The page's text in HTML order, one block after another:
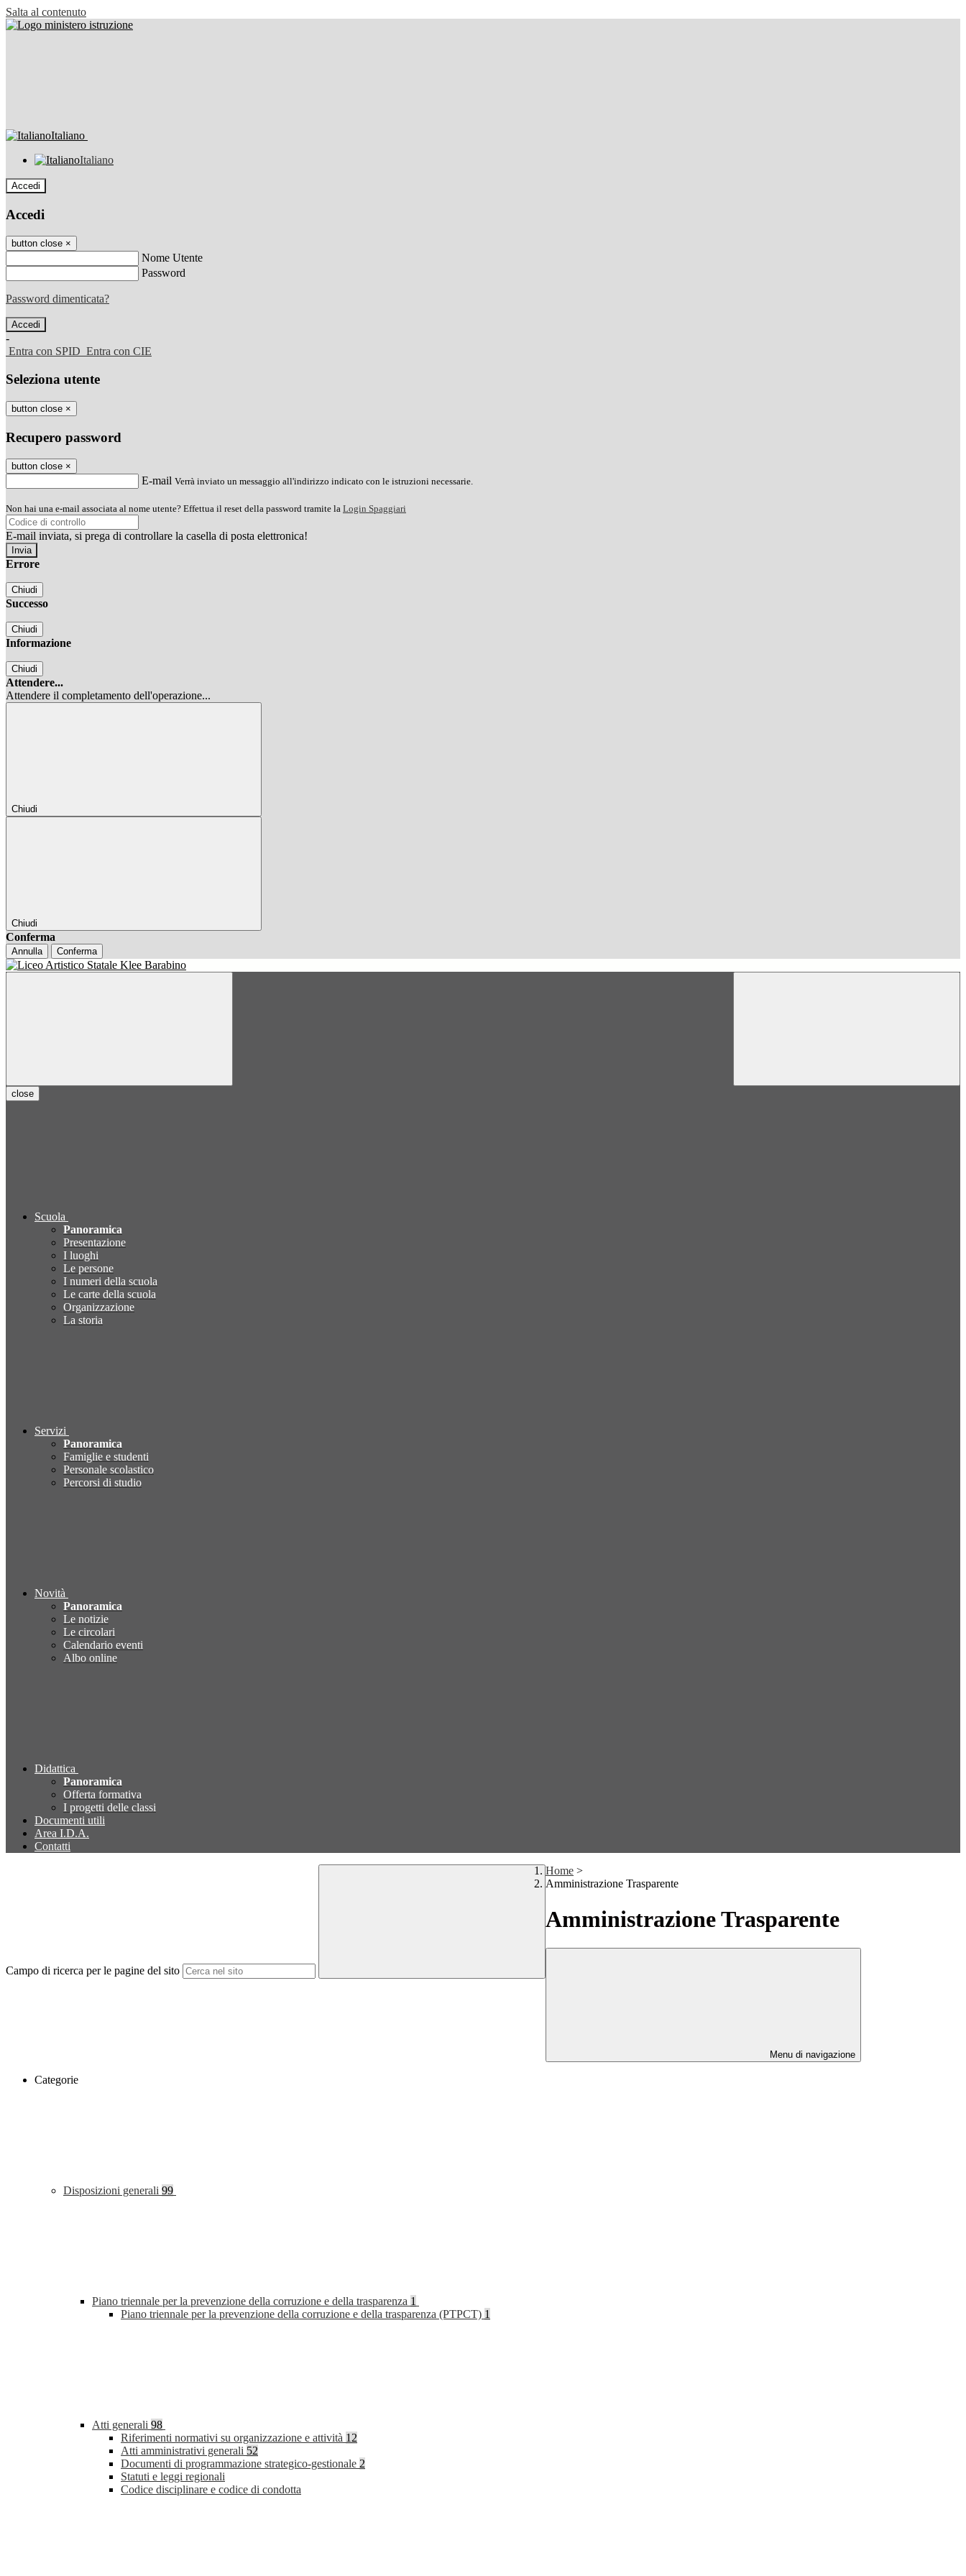
Salta al contenuto
Italiano
Italiano
Accedi
Accedi
button close ×
Nome Utente
Password
Password dimenticata?
-
Entra con SPID Entra con CIE
Seleziona utente
button close ×
Recupero password
button close ×
E-mail Verrà inviato un messaggio all'indirizzo indicato con le istruzioni necessarie.
Non hai una e-mail associata al nome utente? Effettua il reset della password tramite la Login Spaggiari
E-mail inviata, si prega di controllare la casella di posta elettronica!
Errore
Chiudi
Successo
Chiudi
Informazione
Chiudi
Attendere...
Attendere il completamento dell'operazione...
Chiudi
Chiudi
Conferma
Annulla Conferma
close
Scuola
Panoramica
Presentazione
I luoghi
Le persone
I numeri della scuola
Le carte della scuola
Organizzazione
La storia
Servizi
Panoramica
Famiglie e studenti
Personale scolastico
Percorsi di studio
Novità
Panoramica
Le notizie
Le circolari
Calendario eventi
Albo online
Didattica
Panoramica
Offerta formativa
I progetti delle classi
Documenti utili
Area I.D.A.
Contatti
Campo di ricerca per le pagine del sito
Home >
Amministrazione Trasparente
Amministrazione Trasparente
Menu di navigazione
Categorie
Disposizioni generali 99
Piano triennale per la prevenzione della corruzione e della trasparenza 1
Piano triennale per la prevenzione della corruzione e della trasparenza (PTPCT) 1
Atti generali 98
Riferimenti normativi su organizzazione e attività 12
Atti amministrativi generali 52
Documenti di programmazione strategico-gestionale 2
Statuti e leggi regionali
Codice disciplinare e codice di condotta